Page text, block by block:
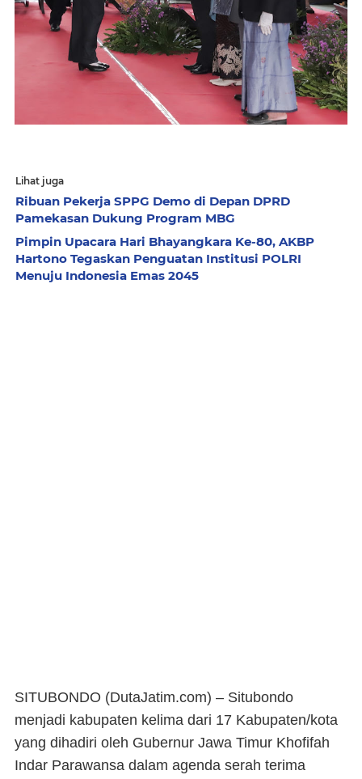
Lihat juga
Ribuan Pekerja SPPG Demo di Depan DPRD
Pamekasan Dukung Program MBG
Pimpin Upacara Hari Bhayangkara Ke-80, AKBP
Hartono Tegaskan Penguatan Institusi POLRI
Menuju Indonesia Emas 2045
SITUBONDO (DutaJatim.com) – Situbondo
menjadi kabupaten kelima dari 17 Kabupaten/kota
yang dihadiri oleh Gubernur Jawa Timur Khofifah
Indar Parawansa dalam agenda serah terima